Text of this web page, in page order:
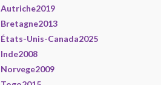
Autriche2019
Bretagne2013
États-Unis-Canada2025
Inde2008
Norvege2009